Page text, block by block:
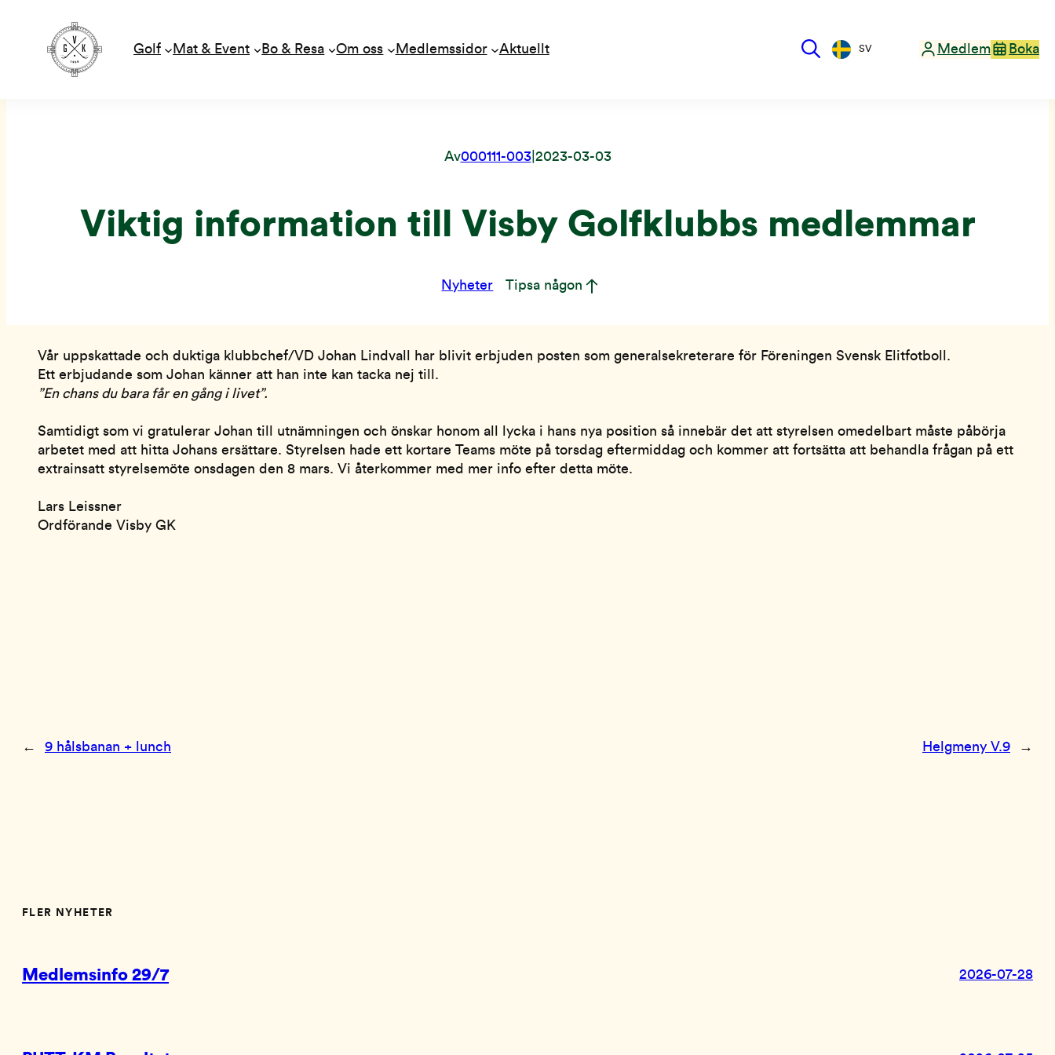
till
Golf Mat & Event Bo & Resa Om oss Medlemssidor Aktuellt SV Medlem Boka
Av000111-003| 2023-03-03
Viktig information till Visby Golfklubbs medlemmar
Nyheter Tipsa någon
Vår uppskattade och duktiga klubbchef/VD Johan Lindvall har blivit erbjuden posten som generalsekreterare för Föreningen Svensk Elitfotboll.
Ett erbjudande som Johan känner att han inte kan tacka nej till.
”En chans du bara får en gång i livet”.
Samtidigt som vi gratulerar Johan till utnämningen och önskar honom all lycka i hans nya position så innebär det att styrelsen omedelbart måste påbörja
arbetet med att hitta Johans ersättare. Styrelsen hade ett kortare Teams möte på torsdag eftermiddag och kommer att fortsätta att behandla frågan på ett
extrainsatt styrelsemöte onsdagen den 8 mars. Vi återkommer med mer info efter detta möte.
Lars Leissner
Ordförande Visby GK
← 9 hålsbanan + lunch Helgmeny V.9 →
FLER NYHETER
Medlemsinfo 29/7 2026-07-28